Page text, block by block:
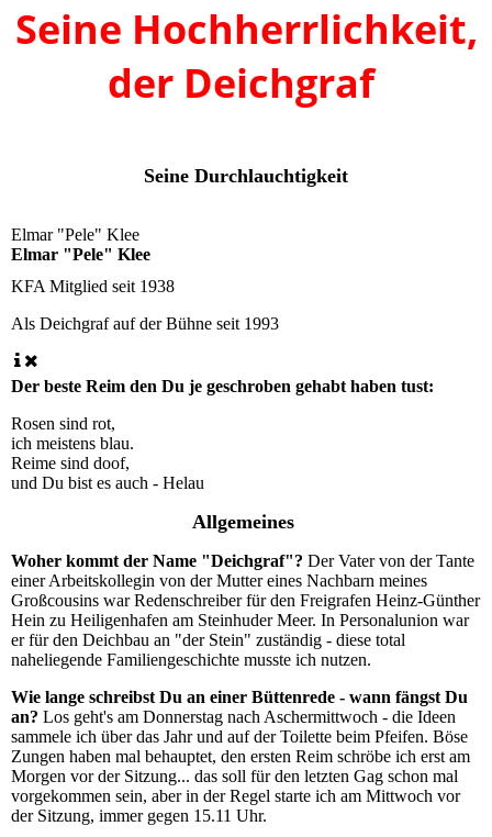
Seine Hochherrlichkeit,
der Deichgraf
Seine Durchlauchtigkeit
Elmar "Pele" Klee
Elmar "Pele" Klee
KFA Mitglied seit 1938
Als Deichgraf auf der Bühne seit 1993
Der beste Reim den Du je geschroben gehabt haben tust:
Rosen sind rot,
ich meistens blau.
Reime sind doof,
und Du bist es auch - Helau
Allgemeines
Woher kommt der Name "Deichgraf"? Der Vater von der Tante
einer Arbeitskollegin von der Mutter eines Nachbarn meines
Großcousins war Redenschreiber für den Freigrafen Heinz-Günther
Hein zu Heiligenhafen am Steinhuder Meer. In Personalunion war
er für den Deichbau an "der Stein" zuständig - diese total
naheliegende Familiengeschichte musste ich nutzen.
Wie lange schreibst Du an einer Büttenrede - wann fängst Du
an? Los geht's am Donnerstag nach Aschermittwoch - die Ideen
sammele ich über das Jahr und auf der Toilette beim Pfeifen. Böse
Zungen haben mal behauptet, den ersten Reim schröbe ich erst am
Morgen vor der Sitzung... das soll für den letzten Gag schon mal
vorgekommen sein, aber in der Regel starte ich am Mittwoch vor
der Sitzung, immer gegen 15.11 Uhr.